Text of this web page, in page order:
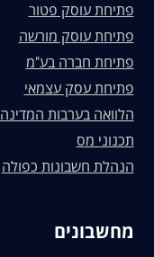
פתיחת עוסק פטור
פתיחת עוסק מורשה
פתיחת חברה בע"מ
פתיחת עסק עצמאי
הלוואה בערבות המדינה
תכנוני מס
הנהלת חשבונות כפולה
מחשבונים